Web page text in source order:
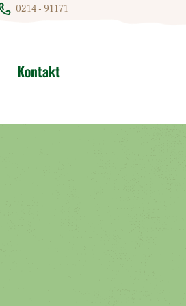
0214 - 91171
Kontakt